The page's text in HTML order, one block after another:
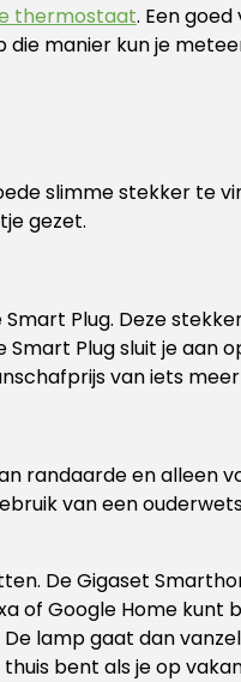
thermostaat. Een
die manier kun je
slimme stekker te
gezet.
Plug. Deze
Plug sluit je aan
van iets
randaarde en alleen
van een
De Gigaset
of Google Home kunt
lamp gaat dan
bent als je op